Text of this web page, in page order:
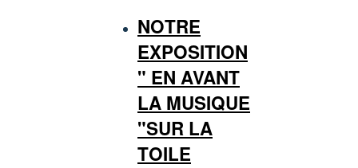
NOTRE
EXPOSITION
" EN AVANT
LA MUSIQUE
"SUR LA
TOILE